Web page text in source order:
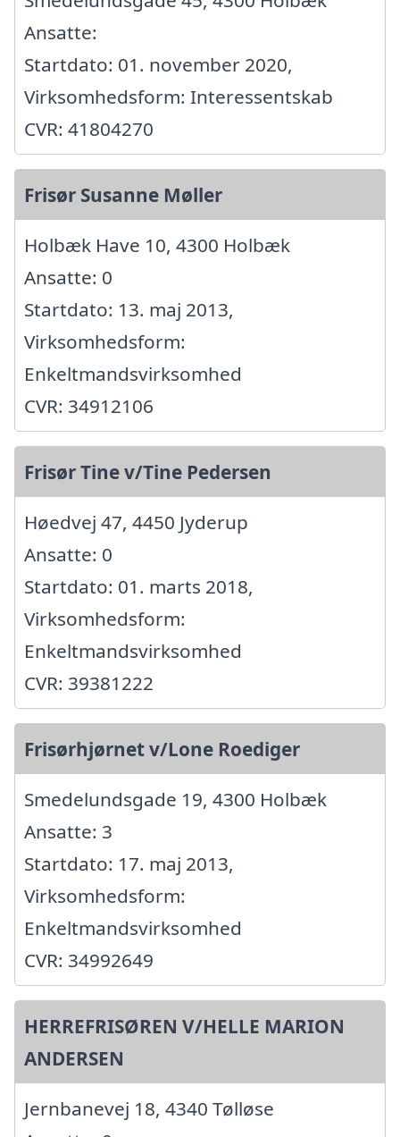
Ansatte:
Startdato: 01. november 2020,
Virksomhedsform: Interessentskab
CVR: 41804270
Frisør Susanne Møller
Holbæk Have 10, 4300 Holbæk
Ansatte: 0
Startdato: 13. maj 2013,
Virksomhedsform:
Enkeltmandsvirksomhed
CVR: 34912106
Frisør Tine v/Tine Pedersen
Høedvej 47, 4450 Jyderup
Ansatte: 0
Startdato: 01. marts 2018,
Virksomhedsform:
Enkeltmandsvirksomhed
CVR: 39381222
Frisørhjørnet v/Lone Roediger
Smedelundsgade 19, 4300 Holbæk
Ansatte: 3
Startdato: 17. maj 2013,
Virksomhedsform:
Enkeltmandsvirksomhed
CVR: 34992649
HERREFRISØREN V/HELLE MARION
ANDERSEN
Jernbanevej 18, 4340 Tølløse